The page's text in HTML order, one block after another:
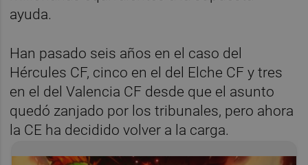
ayuda.
Han pasado seis años en el caso del
Hércules CF, cinco en el del Elche CF y tres
en el del Valencia CF desde que el asunto
quedó zanjado por los tribunales, pero ahora
la CE ha decidido volver a la carga.